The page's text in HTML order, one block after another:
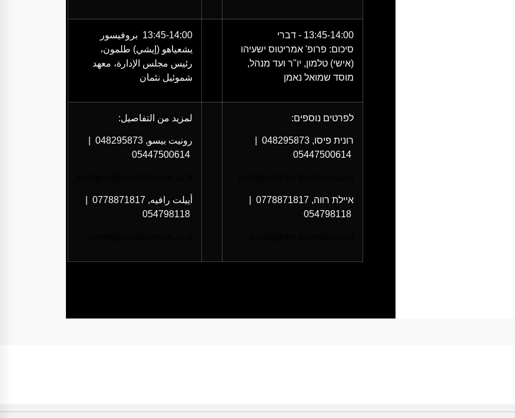
13:45-14:00 - דברי
סיכום: פרופ' אמריטוס ישעיהו
(אישי) טלמון, יו"ר ועד מנהל,
מוסד שמואל נאמן
13:45-14:00 بروفيسور
يشعياهو (إيشي) طلمون،
رئيس مجلس الإدارة، معهد
شموئيل نئمان
לפרטים נוספים:
רונית פיסו, 048295873
05447500614
איילת רווה, 0778871817
054798118
لمزيد من التفاصيل:
رونيت بيسو, 048295873
05447500614
أييلت رافيه, 0778871817
054798118